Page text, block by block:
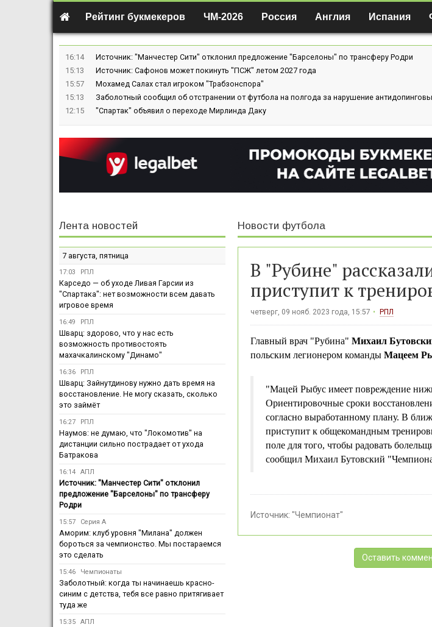
Рейтинг букмекеров ЧМ-2026 Россия Англия Испания
16:14
Источник: "Манчестер Сити" отклонил предложение "Барселоны" по трансферу Родри
15:13
Источник: Сафонов может покинуть "ПСЖ" летом 2027 года
15:57
Мохамед Салах стал игроком "Трабзонспора"
15:13
Заболотный сообщил об отстранении от футбола на полгода за нарушение
12:15
"Спартак" объявил о переходе Мирлинда Даку
Новости футбола
В "Рубине"
приступит к
четверг, 09 нояб. 2023 года, 15:57 РПЛ
Главный врач "Рубина" Михаил
польским легионером команды Мацеем
"Мацей Рыбус имеет повреждение
Ориентировочные сроки
согласно выработанному плану. В
приступит к общекомандным
поле для того, чтобы радовать
сообщил Михаил Бутовский
Источник: "Чемпионат"
Оставить
Лента новостей
7 августа, пятница
17:03 РПЛ
Карседо — об уходе Ливая Гарсии из
"Спартака": нет возможности всем давать
игровое время
16:49 РПЛ
Шварц: здорово, что у нас есть
возможность противостоять
махачкалинскому "Динамо"
16:36 РПЛ
Шварц: Зайнутдинову нужно дать время на
восстановление. Не могу сказать, сколько
это займёт
16:27 РПЛ
Наумов: не думаю, что "Локомотив" на
дистанции сильно пострадает от ухода
Батракова
16:14 АПЛ
Источник: "Манчестер Сити" отклонил
предложение "Барселоны" по трансферу
Родри
15:57 Серия А
Аморим: клуб уровня "Милана" должен
бороться за чемпионство. Мы постараемся
это сделать
15:46 Чемпионаты
Заболотный: когда ты начинаешь красно-
синим с детства, тебя все равно притягивает
туда же
15:35 АПЛ